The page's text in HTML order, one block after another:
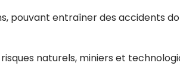
pouvant entraîner des accidents
naturels, miniers et